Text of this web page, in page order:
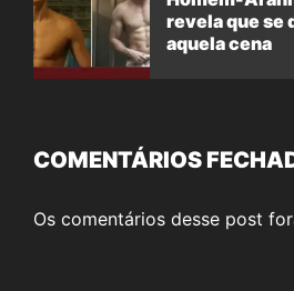
revela que se
aquela cena
COMENTÁRIOS
Os comentários desse post